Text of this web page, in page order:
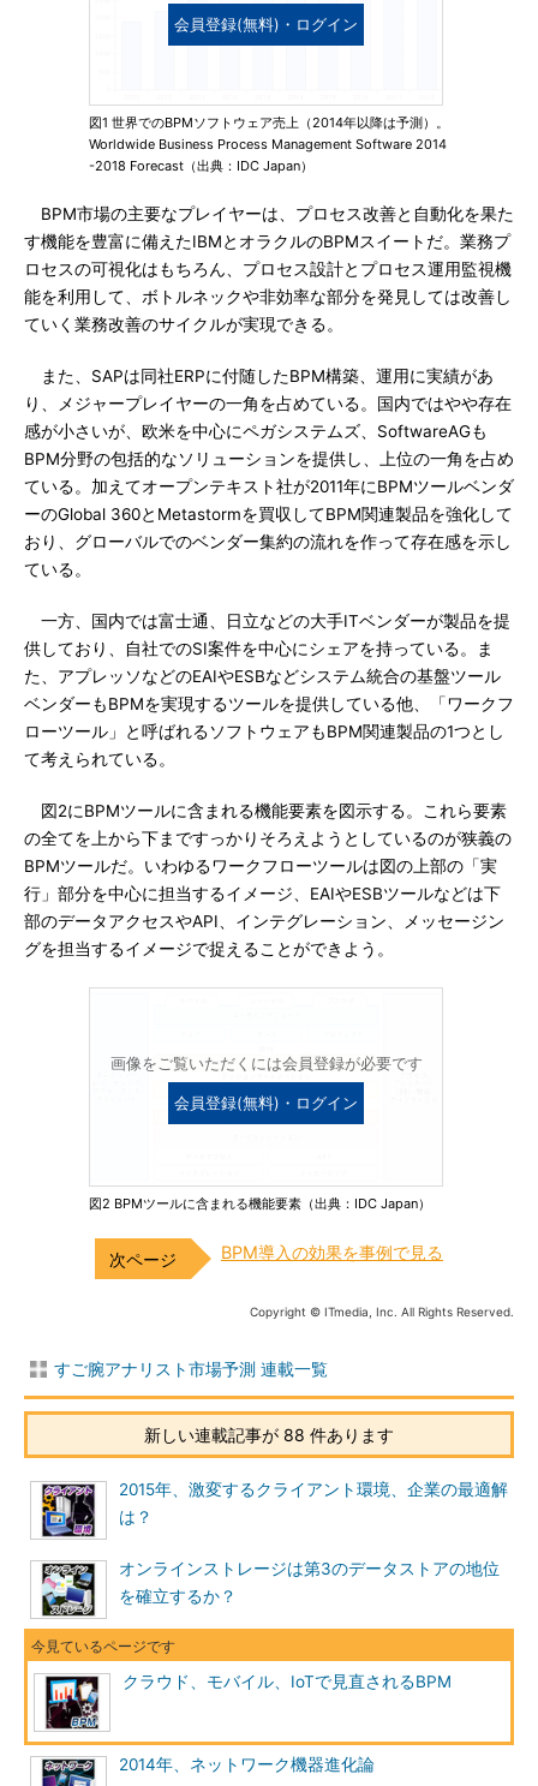
会員登録(無料)・ログイン
図1 世界でのBPMソフトウェア売上（2014年以降は予測）。
Worldwide Business Process Management Software 2014
-2018 Forecast（出典：IDC Japan）
BPM市場の主要なプレイヤーは、プロセス改善と自動化を果た
す機能を豊富に備えたIBMとオラクルのBPMスイートだ。業務プ
ロセスの可視化はもちろん、プロセス設計とプロセス運用監視機
能を利用して、ボトルネックや非効率な部分を発見しては改善し
ていく業務改善のサイクルが実現できる。
また、SAPは同社ERPに付随したBPM構築、運用に実績があ
り、メジャープレイヤーの一角を占めている。国内ではやや存在
感が小さいが、欧米を中心にペガシステムズ、SoftwareAGも
BPM分野の包括的なソリューションを提供し、上位の一角を占め
ている。加えてオープンテキスト社が2011年にBPMツールベンダ
ーのGlobal 360とMetastormを買収してBPM関連製品を強化して
おり、グローバルでのベンダー集約の流れを作って存在感を示し
ている。
一方、国内では富士通、日立などの大手ITベンダーが製品を提
供しており、自社でのSI案件を中心にシェアを持っている。ま
た、アプレッソなどのEAIやESBなどシステム統合の基盤ツール
ベンダーもBPMを実現するツールを提供している他、「ワークフ
ローツール」と呼ばれるソフトウェアもBPM関連製品の1つとし
て考えられている。
図2にBPMツールに含まれる機能要素を図示する。これら要素
の全てを上から下まですっかりそろえようとしているのが狭義の
BPMツールだ。いわゆるワークフローツールは図の上部の「実
行」部分を中心に担当するイメージ、EAIやESBツールなどは下
部のデータアクセスやAPI、インテグレーション、メッセージン
グを担当するイメージで捉えることができよう。
画像をご覧いただくには会員登録が必要です
会員登録(無料)・ログイン
図2 BPMツールに含まれる機能要素（出典：IDC Japan）
BPM導入の効果を事例で見る
Copyright © ITmedia, Inc. All Rights Reserved.
すご腕アナリスト市場予測 連載一覧
新しい連載記事が 88 件あります
2015年、激変するクライアント環境、企業の最適解
は？
オンラインストレージは第3のデータストアの地位
を確立するか？
クラウド、モバイル、IoTで見直されるBPM
2014年、ネットワーク機器進化論